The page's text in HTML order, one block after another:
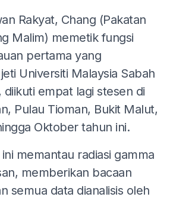
Rakyat, Chang (Pakatan
Malim) memetik fungsi
pertama yang
Universiti Malaysia Sabah
empat lagi stesen di
Pulau Tioman, Bukit Malut,
Oktober tahun ini.
memantau radiasi gamma
memberikan bacaan
semua data dianalisis oleh